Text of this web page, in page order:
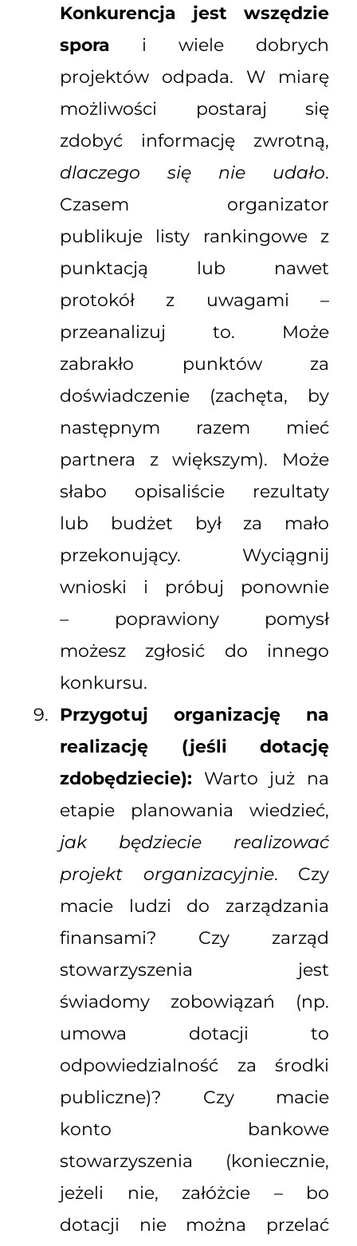
Konkurencja jest wszędzie
spora i wiele dobrych
projektów odpada. W miarę
możliwości postaraj się
zdobyć informację zwrotną,
dlaczego się nie udało.
Czasem organizator
publikuje listy rankingowe z
punktacją lub nawet
protokół z uwagami –
przeanalizuj to. Może
zabrakło punktów za
doświadczenie (zachęta, by
następnym razem mieć
partnera z większym). Może
słabo opisaliście rezultaty
lub budżet był za mało
przekonujący. Wyciągnij
wnioski i próbuj ponownie
– poprawiony pomysł
możesz zgłosić do innego
konkursu.
Przygotuj organizację na
realizację (jeśli dotację
zdobędziecie): Warto już na
etapie planowania wiedzieć,
jak będziecie realizować
projekt organizacyjnie. Czy
macie ludzi do zarządzania
finansami? Czy zarząd
stowarzyszenia jest
świadomy zobowiązań (np.
umowa dotacji to
odpowiedzialność za środki
publiczne)? Czy macie
konto bankowe
stowarzyszenia (koniecznie,
jeżeli nie, załóżcie – bo
dotacji nie można przelać